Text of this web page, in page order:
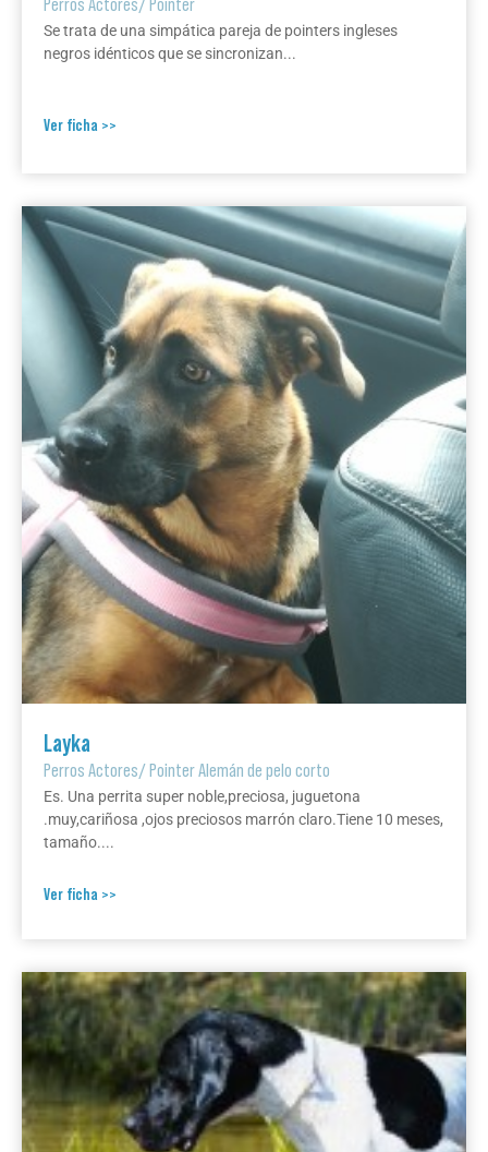
Perros Actores/ Pointer
Se trata de una simpática pareja de pointers ingleses
negros idénticos que se sincronizan...
Ver ficha >>
Layka
Perros Actores/Pointer Alemán de pelo corto
Es. Una perrita super noble,preciosa, juguetona
.muy,cariñosa ,ojos preciosos marrón claro.Tiene 10 meses,
tamaño....
Ver ficha >>